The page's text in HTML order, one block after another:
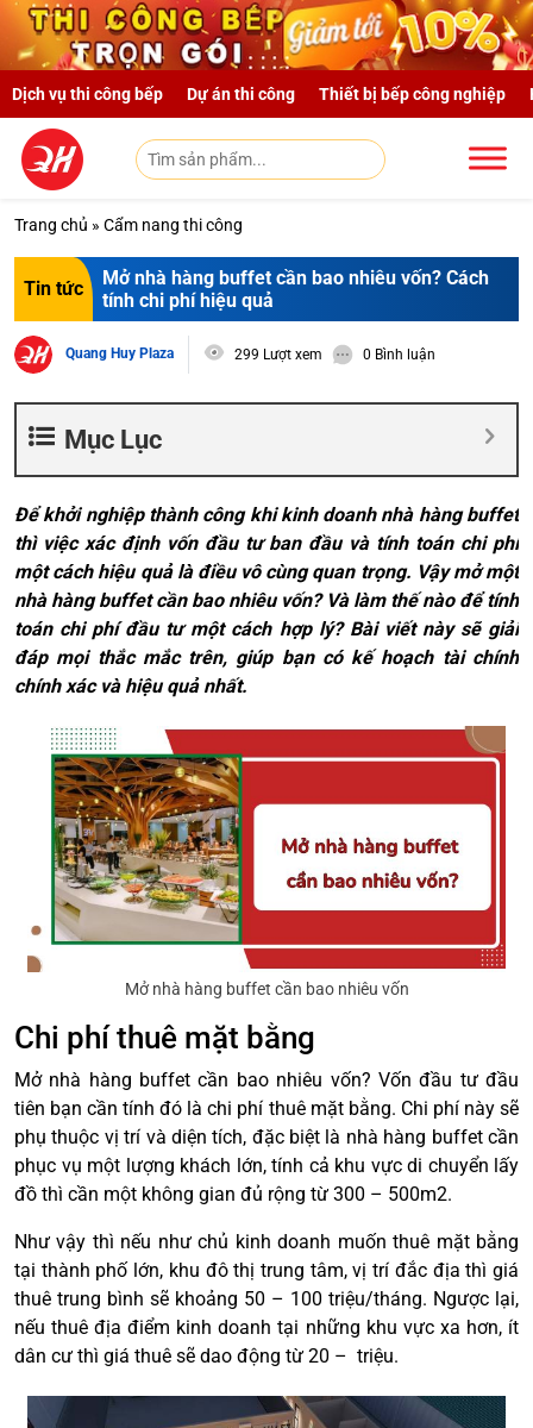
Skip to main content
Dịch vụ thi công bếp Dự án thi công Thiết bị bếp công nghiệp
Trang chủ » Cẩm nang thi công
Tin tức
Mở nhà hàng buffet cần bao nhiêu vốn? Cách
tính chi phí hiệu quả
Quang Huy Plaza 299 Lượt xem 0 Bình luận
Mục Lục
Để khởi nghiệp thành công khi kinh doanh nhà hàng buffet
thì việc xác định vốn đầu tư ban đầu và tính toán chi phí
một cách hiệu quả là điều vô cùng quan trọng. Vậy mở một
nhà hàng buffet cần bao nhiêu vốn? Và làm thế nào để tính
toán chi phí đầu tư một cách hợp lý? Bài viết này sẽ giải
đáp mọi thắc mắc trên, giúp bạn có kế hoạch tài chính
chính xác và hiệu quả nhất.
Mở nhà hàng buffet cần bao nhiêu vốn
Chi phí thuê mặt bằng
Mở nhà hàng buffet cần bao nhiêu vốn? Vốn đầu tư đầu
tiên bạn cần tính đó là chi phí thuê mặt bằng. Chi phí này sẽ
phụ thuộc vị trí và diện tích, đặc biệt là nhà hàng buffet cần
phục vụ một lượng khách lớn, tính cả khu vực di chuyển lấy
đồ thì cần một không gian đủ rộng từ 300 – 500m2.
Như vậy thì nếu như chủ kinh doanh muốn thuê mặt bằng
tại thành phố lớn, khu đô thị trung tâm, vị trí đắc địa thì giá
thuê trung bình sẽ khoảng 50 – 100 triệu/tháng. Ngược lại,
nếu thuê địa điểm kinh doanh tại những khu vực xa hơn, ít
dân cư thì giá thuê sẽ dao động từ 20 – triệu.